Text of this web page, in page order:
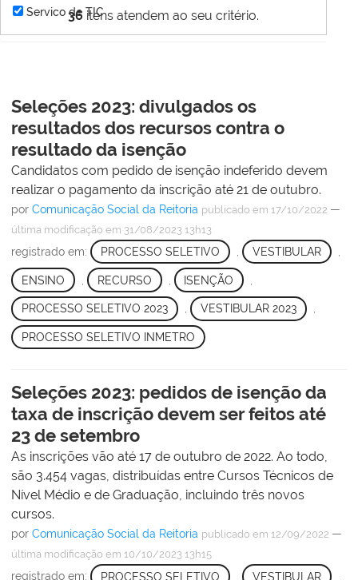
36 itens atendem ao seu critério.
Servico de TIC
Seleções 2023: divulgados os
resultados dos recursos contra o
resultado da isenção
Candidatos com pedido de isenção indeferido devem
realizar o pagamento da inscrição até 21 de outubro.
por Comunicação Social da Reitoria publicado em 17/10/2022 —
última modificação em 31/08/2023 13h13
registrado em: PROCESSO SELETIVO VESTIBULAR
ENSINO RECURSO ISENÇÃO
PROCESSO SELETIVO 2023 , VESTIBULAR 2023 ,
PROCESSO SELETIVO INMETRO
Seleções 2023: pedidos de isenção da
taxa de inscrição devem ser feitos até
23 de setembro
As inscrições vão até 17 de outubro de 2022. Ao todo,
são 3.454 vagas, distribuídas entre Cursos Técnicos de
Nível Médio e de Graduação, incluindo três novos
cursos.
por Comunicação Social da Reitoria publicado em 12/09/2022 —
última modificação em 10/10/2023 13h15
registrado em: PROCESSO SELETIVO VESTIBULAR